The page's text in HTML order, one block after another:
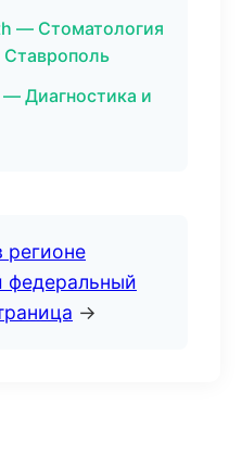
— Стоматология
Ставрополь
Диагностика и
регионе
федеральный
→